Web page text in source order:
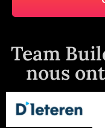
Team
nous